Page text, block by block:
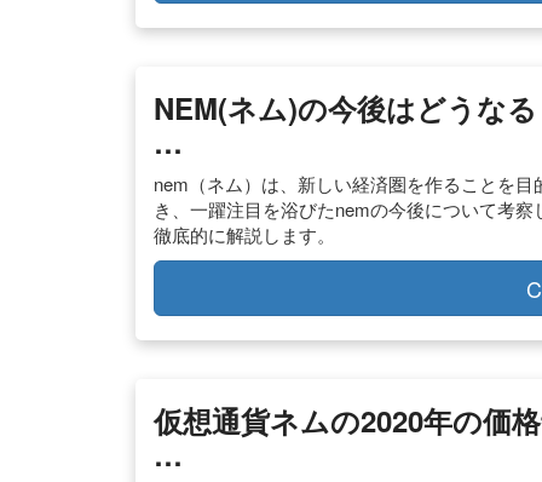
NEM(ネム)の今後はどうな
…
nem（ネム）は、新しい経済圏を作ることを
き、一躍注目を浴びたnemの今後について考
徹底的に解説します。
仮想通貨ネムの2020年の価
…